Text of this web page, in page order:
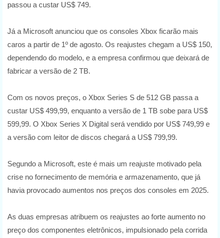
passou a custar US$ 749.
Já a Microsoft anunciou que os consoles Xbox ficarão mais
caros a partir de 1º de agosto. Os reajustes chegam a US$ 150,
dependendo do modelo, e a empresa confirmou que deixará de
fabricar a versão de 2 TB.
Com os novos preços, o Xbox Series S de 512 GB passa a
custar US$ 499,99, enquanto a versão de 1 TB sobe para US$
599,99. O Xbox Series X Digital será vendido por US$ 749,99 e
a versão com leitor de discos chegará a US$ 799,99.
Segundo a Microsoft, este é mais um reajuste motivado pela
crise no fornecimento de memória e armazenamento, que já
havia provocado aumentos nos preços dos consoles em 2025.
As duas empresas atribuem os reajustes ao forte aumento no
preço dos componentes eletrônicos, impulsionado pela corrida